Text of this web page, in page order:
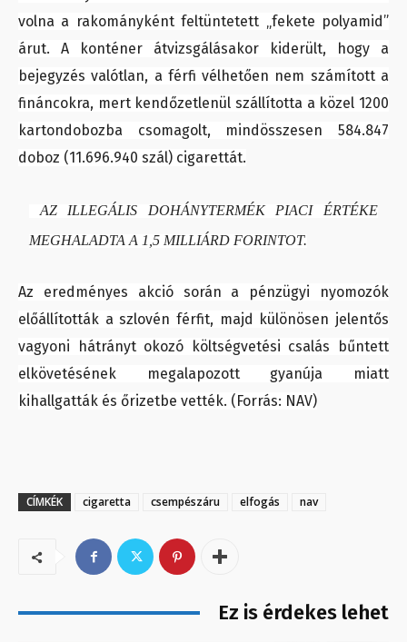
volna a rakományként feltüntetett „fekete polyamid”
árut. A konténer átvizsgálásakor kiderült, hogy a
bejegyzés valótlan, a férfi vélhetően nem számított a
fináncokra, mert kendőzetlenül szállította a közel 1200
kartondobozba csomagolt, mindösszesen 584.847
doboz (11.696.940 szál) cigarettát.
AZ ILLEGÁLIS DOHÁNYTERMÉK PIACI ÉRTÉKE
MEGHALADTA A 1,5 MILLIÁRD FORINTOT.
Az eredményes akció során a pénzügyi nyomozók
előállították a szlovén férfit, majd különösen jelentős
vagyoni hátrányt okozó költségvetési csalás bűntett
elkövetésének megalapozott gyanúja miatt
kihallgatták és őrizetbe vették. (Forrás: NAV)
CÍMKÉK cigaretta csempészáru elfogás nav
Ez is érdekes lehet